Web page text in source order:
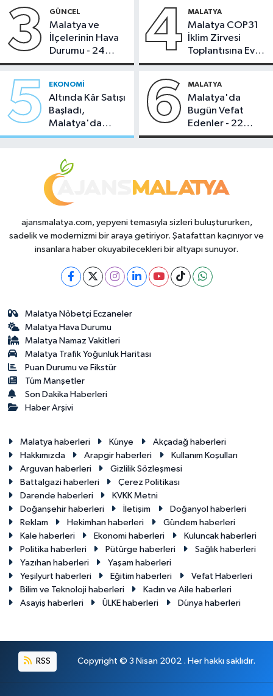
3 GÜNCEL
Malatya ve
İlçelerinin Hava
Durumu - 24
Temmuz 2026
4 MALATYA
Malatya COP31
İklim Zirvesi
Toplantısına Ev
Sahipliği Yaptı
5 EKONOMI
Altında Kâr Satışı
Başladı,
Malatya'da
Makas Ne
6 MALATYA
Malatya'da
Bugün Vefat
Edenler - 22
Temmuz 2026
ajansmalatya.com, yepyeni temasıyla sizleri buluştururken,
sadelik ve modernizmi bir araya getiriyor. Şatafattan kaçınıyor ve
insanlara haber okuyabilecekleri bir altyapı sunuyor.
Malatya Nöbetçi Eczaneler
Malatya Hava Durumu
Malatya Namaz Vakitleri
Malatya Trafik Yoğunluk Haritası
Puan Durumu ve Fikstür
Tüm Manşetler
Son Dakika Haberleri
Haber Arşivi
Malatya haberleri Künye
Akçadağ haberleri
Hakkımızda
Arapgir haberleri
Kullanım Koşulları
Arguvan haberleri
Gizlilik Sözleşmesi
Battalgazi haberleri
Çerez Politikası
Darende haberleri
KVKK Metni
Doğanşehir haberleri
İletişim
Doğanyol haberleri
Reklam
Hekimhan haberleri
Gündem haberleri
Kale haberleri
Ekonomi haberleri
Kuluncak haberleri
Politika haberleri
Pütürge haberleri
Sağlık haberleri
Yazıhan haberleri
Yaşam haberleri
Yeşilyurt haberleri
Eğitim haberleri
Vefat Haberleri
Bilim ve Teknoloji haberleri
Kadın ve Aile haberleri
Asayiş haberleri
ÜLKE haberleri Dünya haberleri
RSS Copyright © 3 Nisan 2002 . Her hakkı saklıdır.